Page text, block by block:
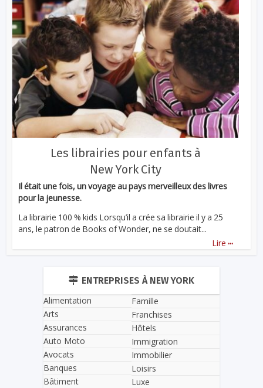
Les librairies pour enfants à
New York City
Il était une fois, un voyage au pays merveilleux des livres
pour la jeunesse.
La librairie 100 % kids Lorsqu’il a crée sa librairie il y a 25
ans, le patron de Books of Wonder, ne se doutait...
Lire ...
ENTREPRISES À NEW YORK
Alimentation
Arts
Assurances
Auto Moto
Avocats
Banques
Bâtiment
Famille
Franchises
Hôtels
Immigration
Immobilier
Loisirs
Luxe